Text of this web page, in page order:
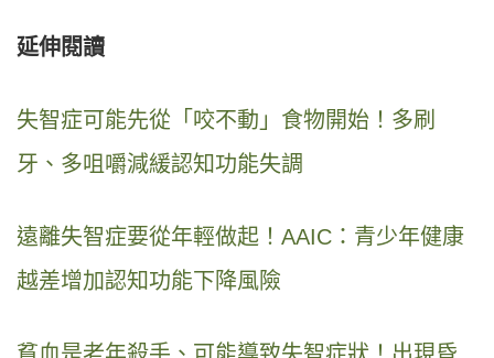
延伸閱讀
失智症可能先從「咬不動」食物開始！多刷
牙、多咀嚼減緩認知功能失調
遠離失智症要從年輕做起！AAIC：青少年健康
越差增加認知功能下降風險